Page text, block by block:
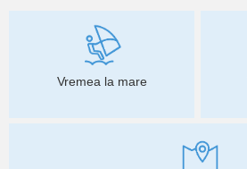
Vremea la mare